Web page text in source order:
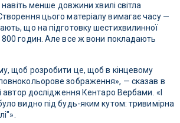
навіть менше довжини хвилі світла
цього матеріалу вимагає часу —
що на підготовку шестихвилинної
800 годин. Але все ж вони покладають
щоб розробити це, щоб в кінцевому
зображення», — сказав в
автор дослідження Кентаро Вербами. «І
видно під будь-яким кутом: тривимірна